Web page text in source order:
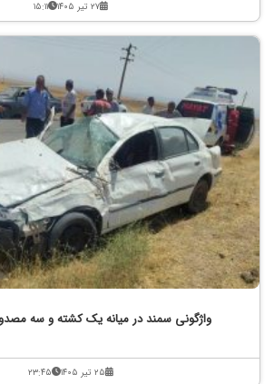
۲۷ تیر ۱۴۰۵ ۱۵:۱۱
واژگونی سمند در میانه یک کشته و سه
۲۵ تیر ۱۴۰۵ ۲۳:۴۵